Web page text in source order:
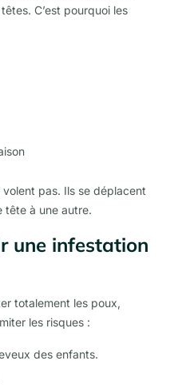
C’est pourquoi les
pas. Ils se déplacent
tête à une autre.
une infestation
totalement les poux,
les risques :
des enfants.